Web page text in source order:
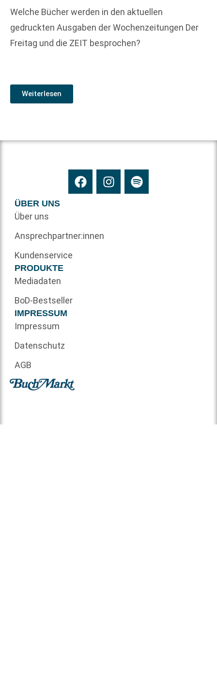
Welche Bücher werden in den aktuellen
gedruckten Ausgaben der Wochenzeitungen Der
Freitag und die ZEIT besprochen?
Weiterlesen
ÜBER UNS
Über uns
Ansprechpartner:innen
Kundenservice
PRODUKTE
Mediadaten
BoD-Bestseller
IMPRESSUM
Impressum
Datenschutz
AGB